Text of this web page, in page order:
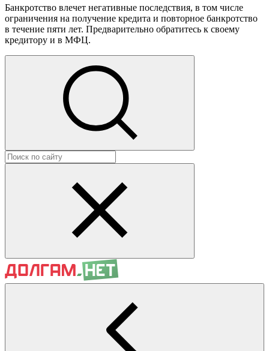
Банкротство влечет негативные последствия, в том числе
ограничения на получение кредита и повторное банкротство
в течение пяти лет. Предварительно обратитесь к своему
кредитору и в МФЦ.